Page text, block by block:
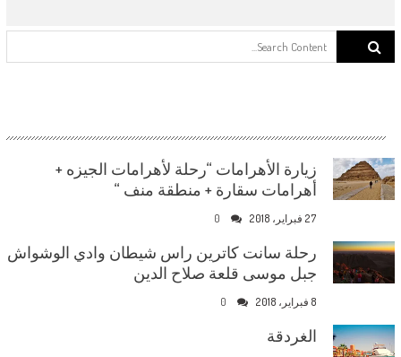
Search for:
زيارة الأهرامات “رحلة لأهرامات الجيزه +
أهرامات سقارة + منطقة منف “
27 فبراير، 2018 0
رحلة سانت كاترين راس شيطان وادي الوشواش
جبل موسى قلعة صلاح الدين
8 فبراير، 2018 0
الغردقة